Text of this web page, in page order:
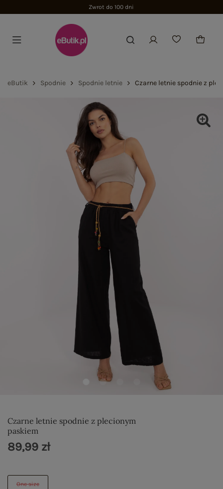
Zwrot do 100 dni
eButik Spodnie Spodnie letnie Czarne letnie spodnie z
Czarne letnie spodnie z plecionym
paskiem
One size
89,99 zł